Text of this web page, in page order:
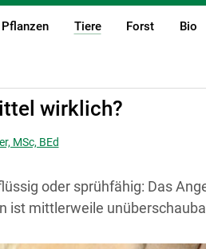
Pflanzen Tiere
(current)1
Forst Bio
wirklich?
MSc, BEd
oder sprühfähig: Das
ist mittlerweile